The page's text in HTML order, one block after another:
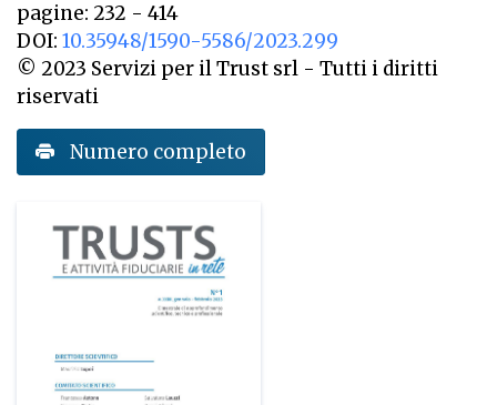
pagine: 232 - 414
DOI: 10.35948/1590-5586/2023.299
© 2023 Servizi per il Trust srl - Tutti i diritti
riservati
Numero completo